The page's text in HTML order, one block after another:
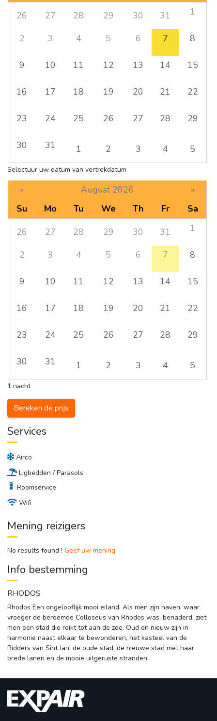
26 27 28 29 30 31 1
2 3 4 5 6 7 8
9 10 11 12 13 14 15
16 17 18 19 20 21 22
23 24 25 26 27 28 29
30 31 1 2 3 4 5
Selectuur uw datum van vertrekdatum
« August 2026
»
Su
Mo Tu We Th Fr
Sa
26
27 28 29 30 31 1
2 3 4 5 6 7 8
9 10 11 12 13 14 15
16 17 18 19 20 21 22
23 24 25 26 27 28 29
30 31 1 2 3 4 5
1 nacht
Bereken de prijs
Services
Airco
Ligbedden / Parasols
Roomservice
Wifi
Mening reizigers
No results found ! Geef uw mening
Info bestemming
RHODOS
Rhodos Een ongelooflijk mooi eiland. Als men zijn haven, waar
vroeger de beroemde Colloseus van Rhodos was, benaderd, ziet
men een stad die reikt tot aan de zee. Oud en nieuw zijn in
harmonie naast elkaar te bewonderen, het kasteel van de
Ridders van Sint Jan, de oude stad, de nieuwe stad met haar
brede lanen en de mooie uitgeruste stranden.